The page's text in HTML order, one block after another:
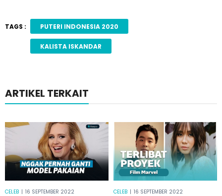
TAGS : PUTERI INDONESIA 2020
KALISTA ISKANDAR
ARTIKEL TERKAIT
CELEB | 16 SEPTEMBER 2022 CELEB | 16 SEPTEMBER 2022